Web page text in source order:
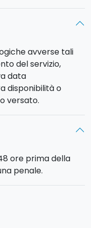
avverse tali
del servizio,
data
disponibilità o
versato.
ore prima della
penale.